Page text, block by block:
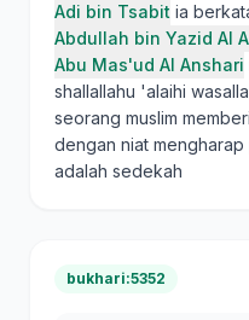
Adi bin Tsabit ia
Abdullah bin Yazid Al
Abu Mas'ud Al Anshari
shallallahu 'alaihi
seorang muslim
dengan niat
adalah sedekah
bukhari:5352